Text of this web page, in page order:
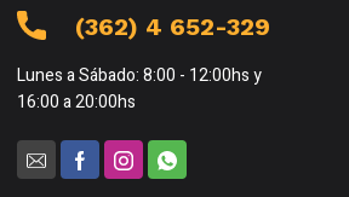
(362) 4 652-329
Lunes a Sábado: 8:00 - 12:00hs y
16:00 a 20:00hs